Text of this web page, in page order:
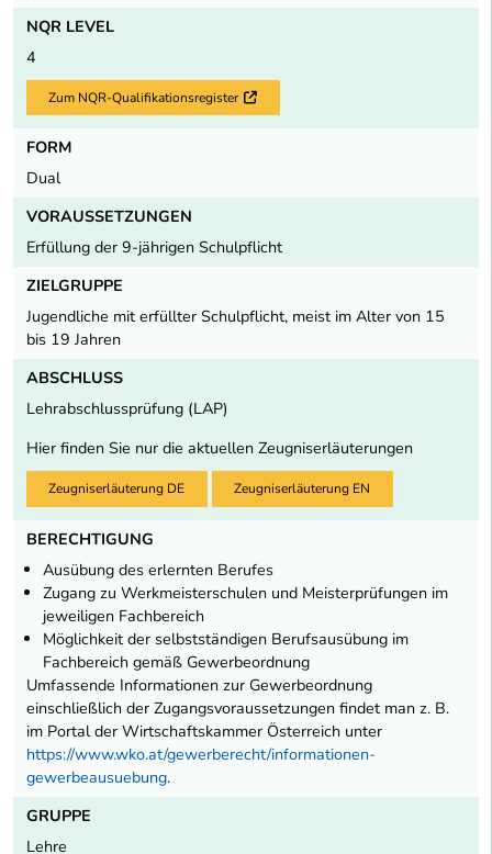
NQR LEVEL
4
Zum NQR-Qualifikationsregister Externer Link
FORM
Dual
VORAUSSETZUNGEN
Erfüllung der 9-jährigen Schulpflicht
ZIELGRUPPE
Jugendliche mit erfüllter Schulpflicht, meist im Alter von 15
bis 19 Jahren
ABSCHLUSS
Lehrabschlussprüfung (LAP)
Hier finden Sie nur die aktuellen Zeugniserläuterungen
Zeugniserläuterung DE Zeugniserläuterung EN
BERECHTIGUNG
Ausübung des erlernten Berufes
Zugang zu Werkmeisterschulen und Meisterprüfungen im
jeweiligen Fachbereich
Möglichkeit der selbstständigen Berufsausübung im
Fachbereich gemäß Gewerbeordnung
Umfassende Informationen zur Gewerbeordnung
einschließlich der Zugangsvoraussetzungen findet man z. B.
im Portal der Wirtschaftskammer Österreich unter
https://www.wko.at/gewerberecht/informationen-
gewerbeausuebung.
GRUPPE
Lehre